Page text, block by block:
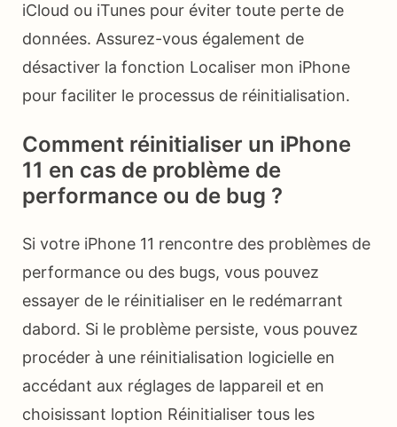
iCloud ou iTunes pour éviter toute perte de
données. Assurez-vous également de
désactiver la fonction Localiser mon iPhone
pour faciliter le processus de réinitialisation.
Comment réinitialiser un iPhone
11 en cas de problème de
performance ou de bug ?
Si votre iPhone 11 rencontre des problèmes de
performance ou des bugs, vous pouvez
essayer de le réinitialiser en le redémarrant
dabord. Si le problème persiste, vous pouvez
procéder à une réinitialisation logicielle en
accédant aux réglages de lappareil et en
choisissant loption Réinitialiser tous les